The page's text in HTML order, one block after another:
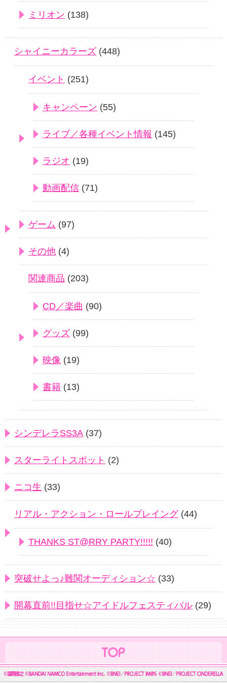
ミリオン (138)
シャイニーカラーズ (448)
イベント (251)
キャンペーン (55)
ライブ／各種イベント情報 (145)
ラジオ (19)
動画配信 (71)
ゲーム (97)
その他 (4)
関連商品 (203)
CD／楽曲 (90)
グッズ (99)
映像 (19)
書籍 (13)
シンデレラSS3A (37)
スターライトスポット (2)
ニコ生 (33)
リアル・アクション・ロールプレイング(44)
THANKS ST@RRY PARTY!!!!! (40)
突破せよっ♪難関オーディション☆ (33)
開幕直前!!目指せ☆アイドルフェスティバル (29)